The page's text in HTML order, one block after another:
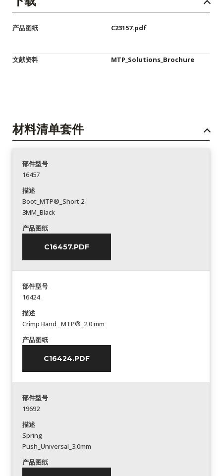
产品图纸 C23157.pdf
文献资料 MTP_Solutions_Brochure
材料清单套件
部件型号
16457
描述
Boot_MTP®_Short 2-
3MM_Black
产品图纸
C16457.PDF
部件型号
16424
描述
Crimp Band _MTP®_2.0 mm
产品图纸
C16424.PDF
部件型号
19692
描述
Spring
Push_Universal_3.0mm
产品图纸